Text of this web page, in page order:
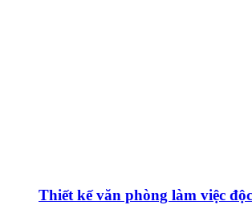
Thiết kế văn phòng làm việc